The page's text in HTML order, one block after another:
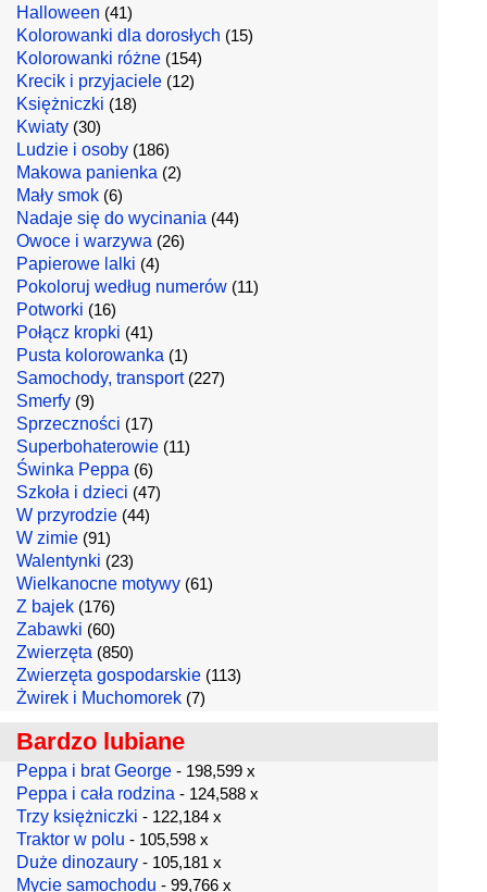
Halloween (41)
Kolorowanki dla dorosłych (15)
Kolorowanki różne (154)
Krecik i przyjaciele (12)
Księżniczki (18)
Kwiaty (30)
Ludzie i osoby (186)
Makowa panienka (2)
Mały smok (6)
Nadaje się do wycinania (44)
Owoce i warzywa (26)
Papierowe lalki (4)
Pokoloruj według numerów (11)
Potworki (16)
Połącz kropki (41)
Pusta kolorowanka (1)
Samochody, transport(227)
Smerfy (9)
Sprzeczności (17)
Superbohaterowie (11)
Świnka Peppa (6)
Szkoła i dzieci (47)
W przyrodzie (44)
W zimie (91)
Walentynki (23)
Wielkanocne motywy (61)
Z bajek (176)
Zabawki (60)
Zwierzęta (850)
Zwierzęta gospodarskie (113)
Żwirek i Muchomorek (7)
Bardzo lubiane
Peppa i brat George - 198,599 x
Peppa i cała rodzina - 124,588 x
Trzy księżniczki - 122,184 x
Traktor w polu - 105,598 x
Duże dinozaury - 105,181 x
Mycie samochodu - 99,766 x